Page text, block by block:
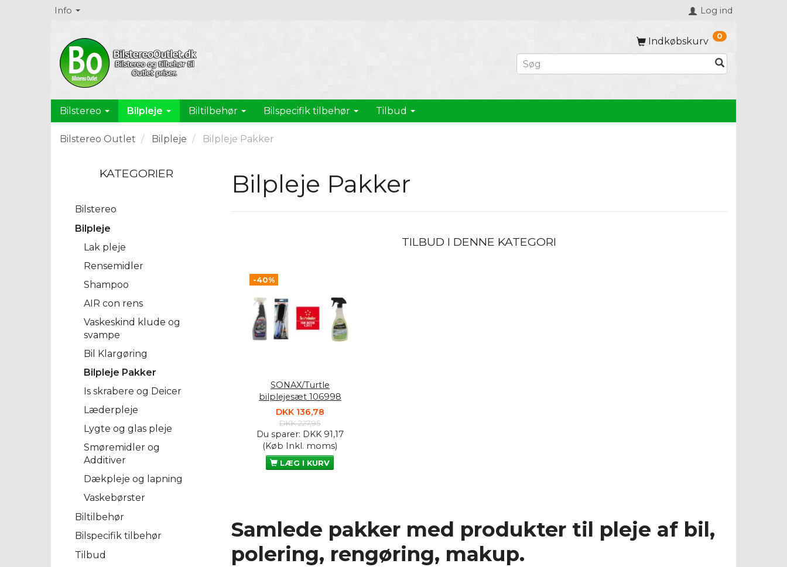
Info Log ind
Indkøbskurv 0
Bilstereo Bilpleje Biltilbehør Bilspecifik tilbehør Tilbud
Bilstereo Outlet Bilpleje Bilpleje Pakker
KATEGORIER
Bilstereo
Bilpleje
Lak pleje
Rensemidler
Shampoo
AIR con rens
Vaskeskind klude og
svampe
Bil Klargøring
Bilpleje Pakker
Is skrabere og Deicer
Læderpleje
Lygte og glas pleje
Smøremidler og
Additiver
Dækpleje og lapning
Vaskebørster
Biltilbehør
Bilspecifik tilbehør
Tilbud
Bilpleje Pakker
TILBUD I DENNE KATEGORI
-40%
SONAX/Turtle
bilplejesæt 106998
DKK 136,78
DKK 227,95
Du sparer: DKK 91,17
(Køb Inkl. moms)
LÆG I KURV
Samlede pakker med produkter til pleje af bil,
polering, rengøring, makup.